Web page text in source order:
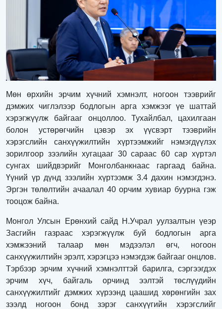
Мөн өрхийн эрчим хүчний хэмнэлт, ногоон тээврийг
дэмжих чиглэлээр бодлогын арга хэмжээг үе шаттай
хэрэгжүүлж байгааг онцоллоо. Тухайлбал, цахилгаан
болон устөрөгчийн цэвэр эх үүсвэрт тээврийн
хэрэгслийн санхүүжилтийн хүртээмжийг нэмэгдүүлэх
зорилгоор зээлийн хугацааг 30 сараас 60 сар хүртэл
сунгах шийдвэрийг Монголбанкнаас гаргаад байна.
Үүний үр дүнд зээлийн хүртээмж 3.4 дахин нэмэгдэнэ.
Эргэн төлөлтийн ачаалал 40 орчим хувиар буурна гэж
тооцож байна.
Монгол Улсын Ерөнхий сайд Н.Учрал уулзалтын үеэр
Засгийн газраас хэрэгжүүлж буй бодлогын арга
хэмжээний талаар мөн мэдээлэл өгч, ногоон
санхүүжилтийн эрэлт, хэрэгцээ нэмэгдэж байгааг онцлов.
Тэрбээр эрчим хүчний хэмнэлттэй барилга, сэргээгдэх
эрчим хүч, байгаль орчинд ээлтэй төслүүдийн
санхүүжилтийг дэмжих хүрээнд цаашид хөрөнгийн зах
зээлд ногоон бонд зэрэг санхүүгийн хэрэгслийг